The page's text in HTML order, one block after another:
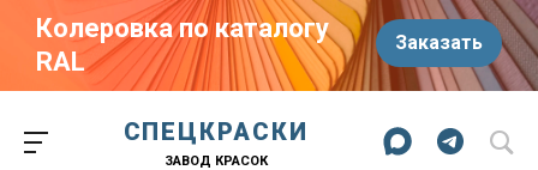
Колеровка по каталогу
RAL
Заказать
ул. Труда, д. 187 к.2
Челябинск
Челябинская область
СПЕЦКРАСКИ
ЗАВОД КРАСОК